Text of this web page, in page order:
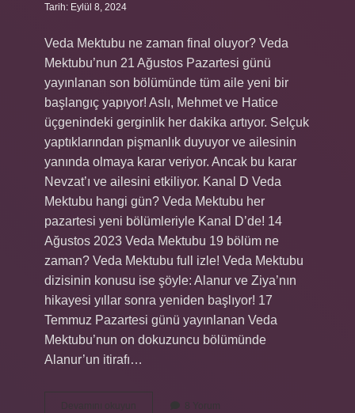
Tarih: Eylül 8, 2024
Veda Mektubu ne zaman final oluyor? Veda
Mektubu’nun 21 Ağustos Pazartesi günü
yayınlanan son bölümünde tüm aile yeni bir
başlangıç ​​yapıyor! Aslı, Mehmet ve Hatice
üçgenindeki gerginlik her dakika artıyor. Selçuk
yaptıklarından pişmanlık duyuyor ve ailesinin
yanında olmaya karar veriyor. Ancak bu karar
Nevzat’ı ve ailesini etkiliyor. Kanal D Veda
Mektubu hangi gün? Veda Mektubu her
pazartesi yeni bölümleriyle Kanal D’de! 14
Ağustos 2023 Veda Mektubu 19 bölüm ne
zaman? Veda Mektubu full izle! Veda Mektubu
dizisinin konusu ise şöyle: Alanur ve Ziya’nın
hikayesi yıllar sonra yeniden başlıyor! 17
Temmuz Pazartesi günü yayınlanan Veda
Mektubu’nun on dokuzuncu bölümünde
Alanur’un itirafı…
Devamını okuyun 8 Yorum